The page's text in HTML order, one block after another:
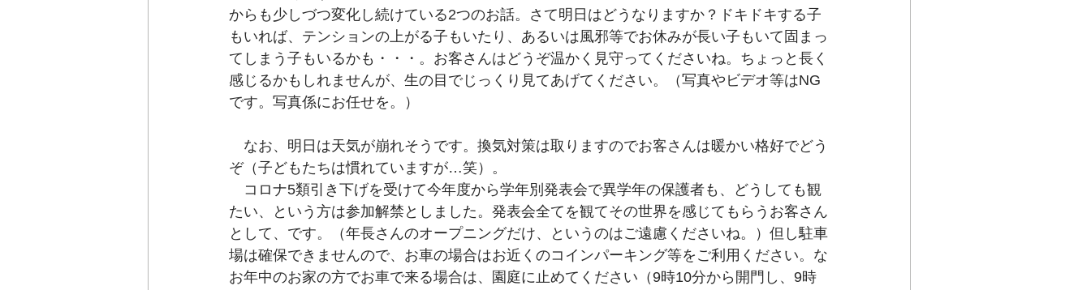
からも少しづつ変化し続けている2つのお話。さて明日はどうなりますか？ドキドキする子
もいれば、テンションの上がる子もいたり、あるいは風邪等でお休みが長い子もいて固まっ
てしまう子もいるかも・・・。お客さんはどうぞ温かく見守ってくださいね。ちょっと長く
感じるかもしれませんが、生の目でじっくり見てあげてください。（写真やビデオ等はNG
です。写真係にお任せを。）
なお、明日は天気が崩れそうです。換気対策は取りますのでお客さんは暖かい格好でどう
ぞ（子どもたちは慣れていますが…笑）。
コロナ5類引き下げを受けて今年度から学年別発表会で異学年の保護者も、どうしても観
たい、という方は参加解禁としました。発表会全てを観てその世界を感じてもらうお客さん
として、です。（年長さんのオープニングだけ、というのはご遠慮くださいね。）但し駐車
場は確保できませんので、お車の場合はお近くのコインパーキング等をご利用ください。な
お年中のお家の方でお車で来る場合は、園庭に止めてください（9時10分から開門し、9時